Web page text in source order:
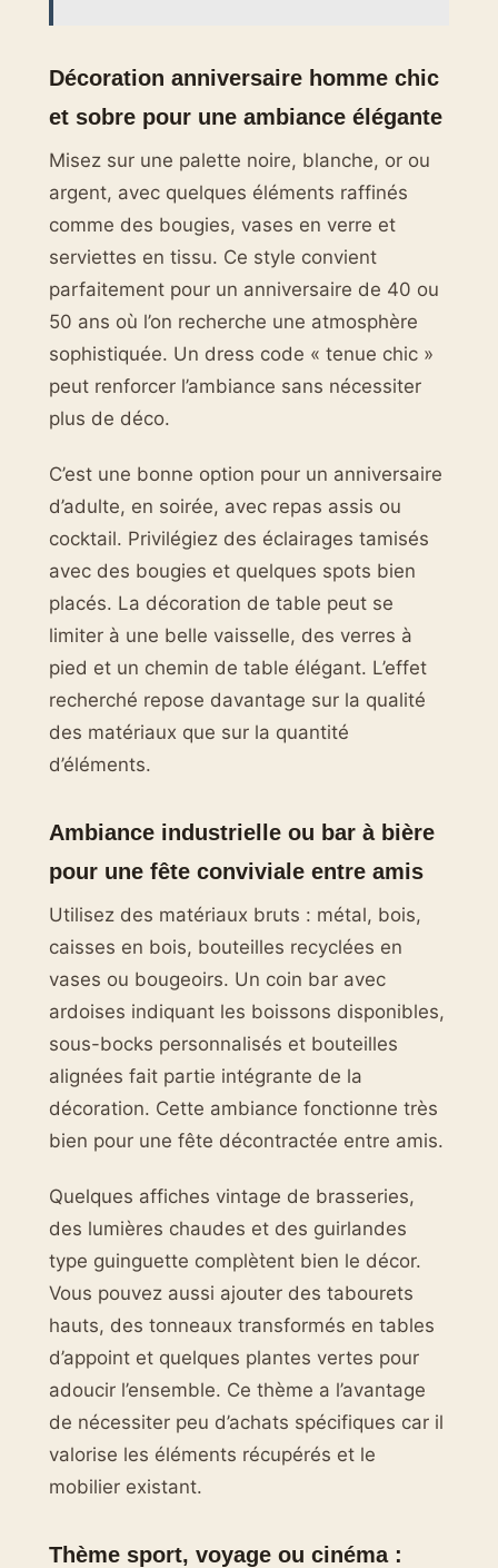
Décoration anniversaire homme chic
et sobre pour une ambiance élégante
Misez sur une palette noire, blanche, or ou
argent, avec quelques éléments raffinés
comme des bougies, vases en verre et
serviettes en tissu. Ce style convient
parfaitement pour un anniversaire de 40 ou
50 ans où l’on recherche une atmosphère
sophistiquée. Un dress code « tenue chic »
peut renforcer l’ambiance sans nécessiter
plus de déco.
C’est une bonne option pour un anniversaire
d’adulte, en soirée, avec repas assis ou
cocktail. Privilégiez des éclairages tamisés
avec des bougies et quelques spots bien
placés. La décoration de table peut se
limiter à une belle vaisselle, des verres à
pied et un chemin de table élégant. L’effet
recherché repose davantage sur la qualité
des matériaux que sur la quantité
d’éléments.
Ambiance industrielle ou bar à bière
pour une fête conviviale entre amis
Utilisez des matériaux bruts : métal, bois,
caisses en bois, bouteilles recyclées en
vases ou bougeoirs. Un coin bar avec
ardoises indiquant les boissons disponibles,
sous-bocks personnalisés et bouteilles
alignées fait partie intégrante de la
décoration. Cette ambiance fonctionne très
bien pour une fête décontractée entre amis.
Quelques affiches vintage de brasseries,
des lumières chaudes et des guirlandes
type guinguette complètent bien le décor.
Vous pouvez aussi ajouter des tabourets
hauts, des tonneaux transformés en tables
d’appoint et quelques plantes vertes pour
adoucir l’ensemble. Ce thème a l’avantage
de nécessiter peu d’achats spécifiques car il
valorise les éléments récupérés et le
mobilier existant.
Thème sport, voyage ou cinéma :